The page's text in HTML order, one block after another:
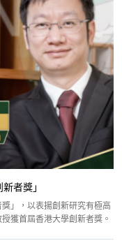
者獎」
」，以表揚創新研究有極高
獲首屆香港大學創新者獎。